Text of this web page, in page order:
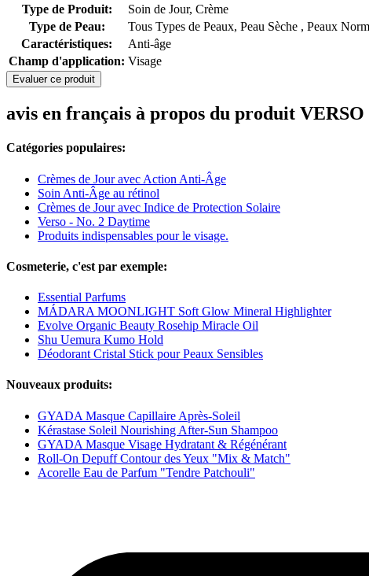
Type de Produit:
Soin de Jour, Crème
Type de Peau:
Tous Types de Peaux, Peau Sèche , Peaux
Caractéristiques:
Anti-âge
Champ d'application: Visage
Evaluer ce produit
avis en français à propos du produit VERSO
Catégories populaires:
Crèmes de Jour avec Action Anti-Âge
Soin Anti-Âge au rétinol
Crèmes de Jour avec Indice de Protection Solaire
Verso - No. 2 Daytime
Produits indispensables pour le visage.
Cosmeterie, c'est par exemple:
Essential Parfums
MÁDARA MOONLIGHT Soft Glow Mineral Highlighter
Evolve Organic Beauty Rosehip Miracle Oil
Shu Uemura Kumo Hold
Déodorant Cristal Stick pour Peaux Sensibles
Nouveaux produits:
GYADA Masque Capillaire Après-Soleil
Kérastase Soleil Nourishing After-Sun Shampoo
GYADA Masque Visage Hydratant & Régénérant
Roll-On Depuff Contour des Yeux "Mix & Match"
Acorelle Eau de Parfum "Tendre Patchouli"